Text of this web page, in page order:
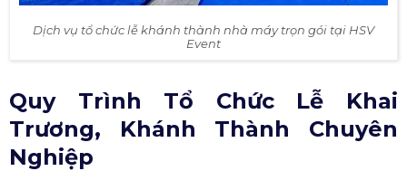
Dịch vụ tổ chức lễ khánh thành nhà máy trọn gói tại HSV
Event
Quy Trình Tổ Chức Lễ Khai
Trương, Khánh Thành Chuyên
Nghiệp